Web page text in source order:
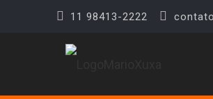
11 98413-2222